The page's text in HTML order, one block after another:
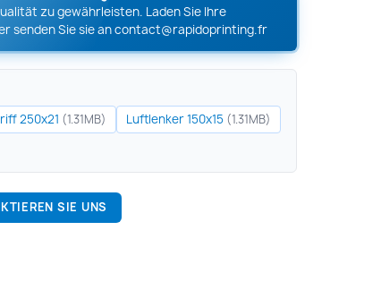
zu gewährleisten. Laden Sie Ihre
senden Sie sie ancontact@rapidoprinting.fr
250x21 (1.31MB) Luftlenker 150x15 (1.31MB)
SIE UNS